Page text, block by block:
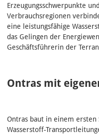
Erzeugungsschwerpunkte
Verbrauchsregionen
eine leistungsfähige
das Gelingen der
Geschäftsführerin der
Ontras mit
Ontras baut in einem
Wasserstoff-